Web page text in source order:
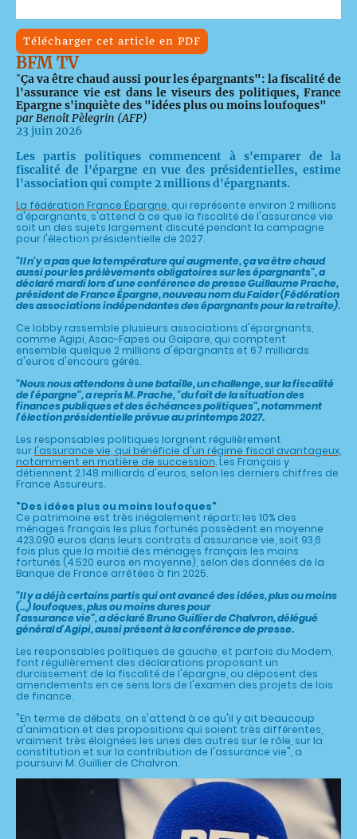
Télécharger cet article en PDF
BFM TV
"Ça va être chaud aussi pour les épargnants": la fiscalité de
l'assurance vie est dans le viseurs des politiques, France
Epargne s'inquiète des "idées plus ou moins loufoques"
par Benoît Pèlegrin (AFP)
23 juin 2026
Les partis politiques commencent à s'emparer de la
fiscalité de l'épargne en vue des présidentielles, estime
l'association qui compte 2 millions d'épargnants.
La fédération France Épargne, qui représente environ 2 millions
d'épargnants, s'attend à ce que la fiscalité de l'assurance vie
soit un des sujets largement discuté pendant la campagne
pour l'élection présidentielle de 2027.
"Il n'y a pas que la température qui augmente, ça va être chaud
aussi pour les prélèvements obligatoires sur les épargnants", a
déclaré mardi lors d'une conférence de presse Guillaume Prache,
président de France Épargne, nouveau nom du Faider (Fédération
des associations indépendantes des épargnants pour la retraite).
Ce lobby rassemble plusieurs associations d'épargnants,
comme Agipi, Asac-Fapes ou Gaipare, qui comptent
ensemble quelque 2 millions d'épargnants et 67 milliards
d'euros d'encours gérés.
"Nous nous attendons à une bataille, un challenge, sur la fiscalité
de l'épargne", a repris M. Prache, "du fait de la situation des
finances publiques et des échéances politiques", notamment
l'élection présidentielle prévue au printemps 2027.
Les responsables politiques lorgnent régulièrement
sur l'assurance vie, qui bénéficie d'un régime fiscal avantageux,
notamment en matière de succession. Les Français y
détiennent 2.148 milliards d'euros, selon les derniers chiffres de
France Assureurs.
"Des idées plus ou moins loufoques"
Ce patrimoine est très inégalement réparti: les 10% des
ménages français les plus fortunés possèdent en moyenne
423.090 euros dans leurs contrats d'assurance vie, soit 93,6
fois plus que la moitié des ménages français les moins
fortunés (4.520 euros en moyenne), selon des données de la
Banque de France arrêtées à fin 2025.
"Il y a déjà certains partis qui ont avancé des idées, plus ou moins
(...) loufoques, plus ou moins dures pour
l'assurance vie", a déclaré Bruno Guillier de Chalvron, délégué
général d'Agipi, aussi présent à la conférence de presse.
Les responsables politiques de gauche, et parfois du Modem,
font régulièrement des déclarations proposant un
durcissement de la fiscalité de l'épargne, ou déposent des
amendements en ce sens lors de l'examen des projets de lois
de finance.
"En terme de débats, on s'attend à ce qu'il y ait beaucoup
d'animation et des propositions qui soient très différentes,
vraiment très éloignées les unes des autres sur le rôle, sur la
constitution et sur la contribution de l'assurance vie", a
poursuivi M. Guillier de Chalvron.